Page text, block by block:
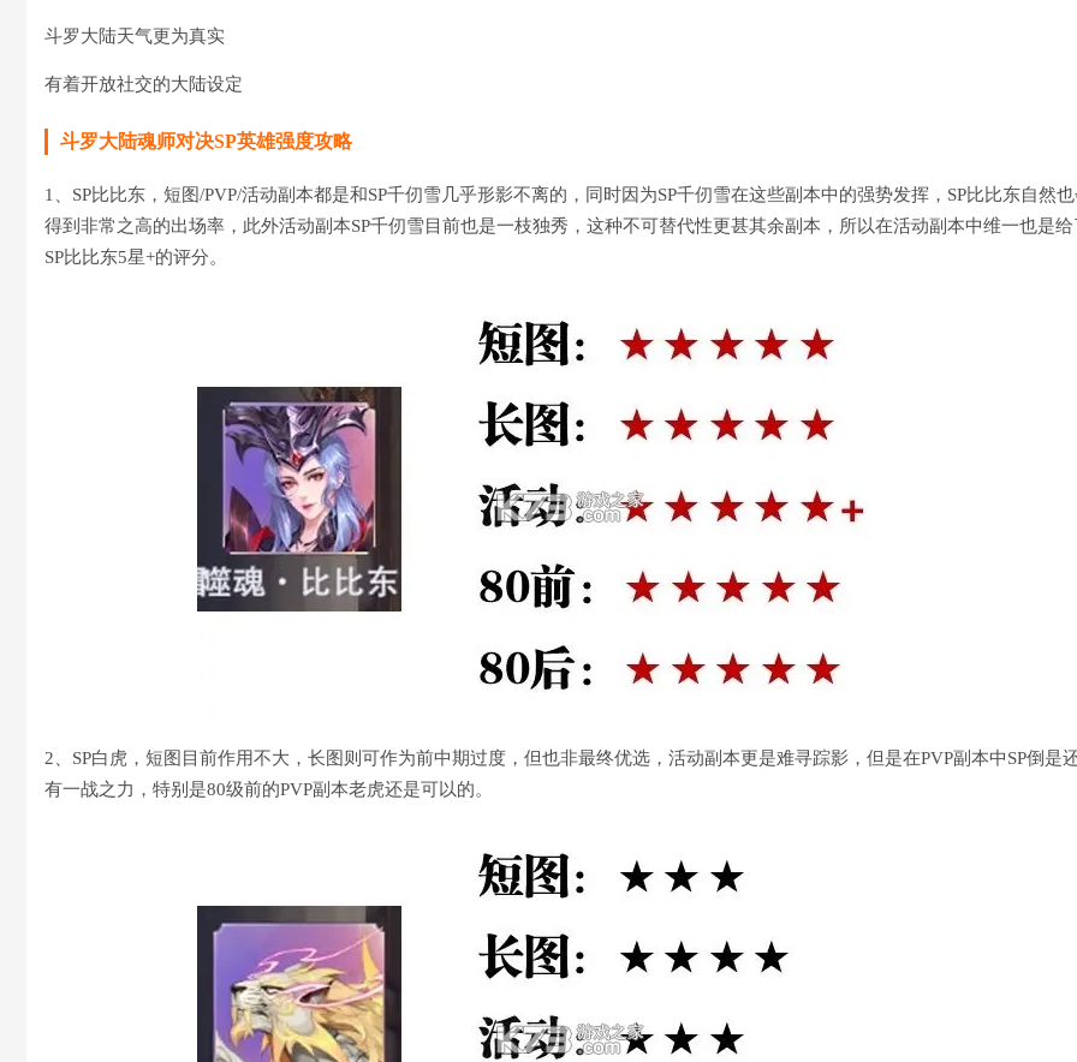
斗罗大陆天气更为真实
有着开放社交的大陆设定
斗罗大陆魂师对决SP英雄强度攻略
1、SP比比东，短图/PVP/活动副本都是和SP千仞雪几乎形影不离的，同时因为SP千仞雪在这些副本中的强势发挥，SP比比东自然
得到非常之高的出场率，此外活动副本SP千仞雪目前也是一枝独秀，这种不可替代性更甚其余副本，所以在活动副本中维一也是给
SP比比东5星+的评分。
2、SP白虎，短图目前作用不大，长图则可作为前中期过度，但也非最终优选，活动副本更是难寻踪影，但是在PVP副本中SP倒是
有一战之力，特别是80级前的PVP副本老虎还是可以的。